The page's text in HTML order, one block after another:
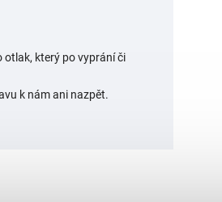
otlak, který po vyprání či
k nám ani nazpět.